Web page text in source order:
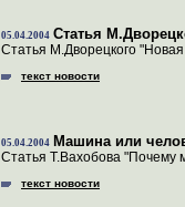
05.04.2004 Статья
Статья М.Дворецкого
текст новости
05.04.2004 Машина или
Статья Т.Вахобова
текст новости